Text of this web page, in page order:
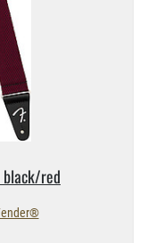
black/​red